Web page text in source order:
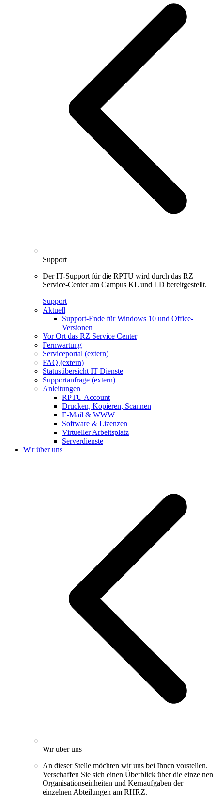
Support
Der IT-Support für die RPTU wird durch das RZ
Service-Center am Campus KL und LD bereitgestellt.
Support
Aktuell
Support-Ende für Windows 10 und Office-
Versionen
Vor Ort das RZ Service Center
Fernwartung
Serviceportal (extern)
FAQ (extern)
Statusübersicht IT Dienste
Supportanfrage (extern)
Anleitungen
RPTU Account
Drucken, Kopieren, Scannen
E-Mail & WWW
Software & Lizenzen
Virtueller Arbeitsplatz
Serverdienste
Wir über uns
Wir über uns
An dieser Stelle möchten wir uns bei Ihnen vorstellen.
Verschaffen Sie sich einen Überblick über die einzelnen
Organisationseinheiten und Kernaufgaben der
einzelnen Abteilungen am RHRZ.